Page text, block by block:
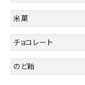
ACCOUNT MENU
meeting_room
米菓
チョコレート
のど飴